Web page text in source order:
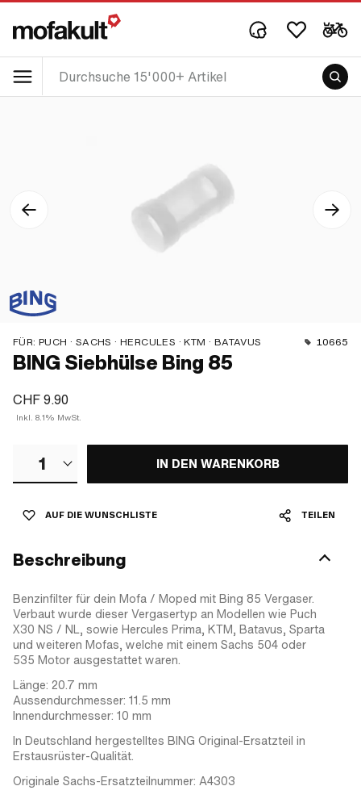
FÜR: PUCH · SACHS · HERCULES · KTM · BATAVUS 10665
BING Siebhülse Bing 85
CHF 9.90
Inkl. 8.1% MwSt.
1 IN DEN WARENKORB
AUF DIE WUNSCHLISTE TEILEN
Beschreibung
Benzinfilter für dein Mofa / Moped mit Bing 85 Vergaser.
Verbaut wurde dieser Vergasertyp an Modellen wie Puch
X30 NS / NL, sowie Hercules Prima, KTM, Batavus, Sparta
und weiteren Mofas, welche mit einem Sachs 504 oder
535 Motor ausgestattet waren.
Länge: 20.7 mm
Aussendurchmesser: 11.5 mm
Innendurchmesser: 10 mm
In Deutschland hergestelltes BING Original-Ersatzteil in
Erstausrüster-Qualität.
Originale Sachs-Ersatzteilnummer: A4303